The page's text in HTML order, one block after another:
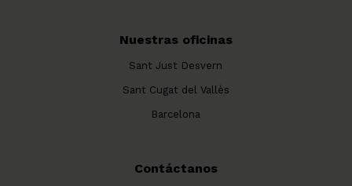
Nuestras oficinas
Sant Just Desvern
Sant Cugat del Vallès
Barcelona
Contáctanos